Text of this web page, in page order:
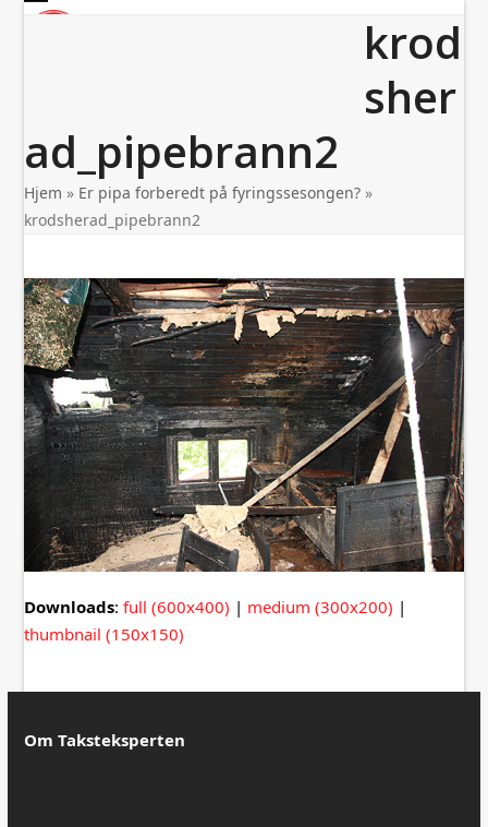
Open
Close
krod
sher
ad_pipebrann2
Hjem » Er pipa forberedt på fyringssesongen? »
krodsherad_pipebrann2
Downloads:full (600x400) | medium (300x200) |
thumbnail (150x150)
Om Taksteksperten